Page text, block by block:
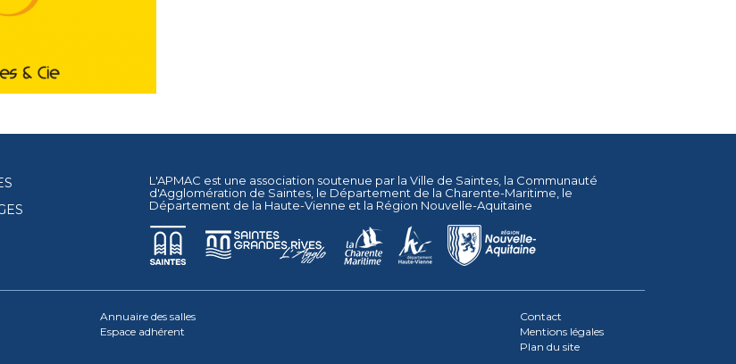
L'APMAC est une association soutenue par la Ville de Saintes , la Communauté
d'Agglomération de Saintes , le Département de la Charente-Maritime , le
Département de la Haute-Vienne et la Région Nouvelle-Aquitaine
Annuaire des salles
Espace adhérent
Contact
Mentions légales
Plan du site